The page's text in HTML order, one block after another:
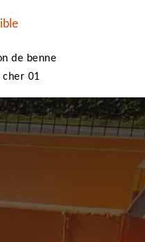
de benne
cher 01